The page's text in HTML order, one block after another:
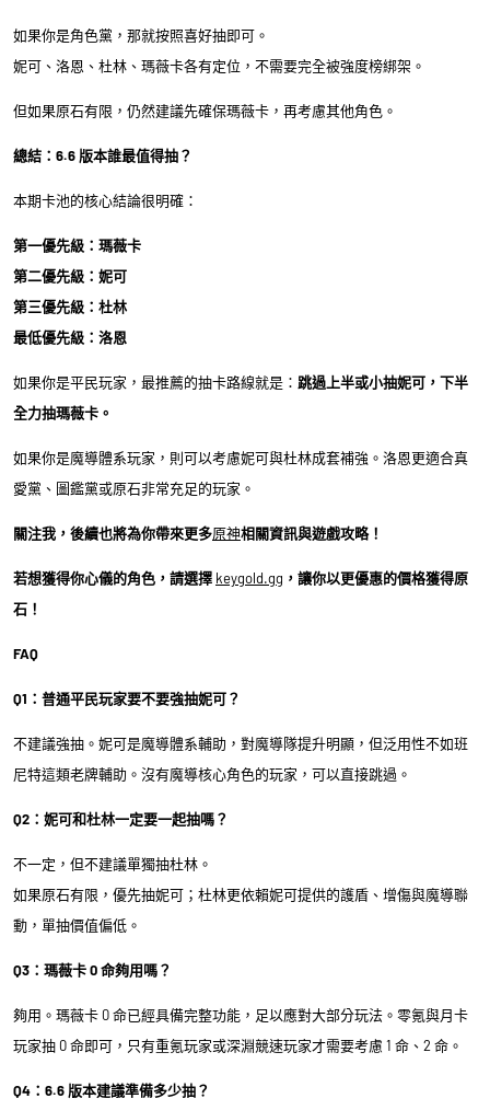
如果你是角色黨，那就按照喜好抽即可。
妮可、洛恩、杜林、瑪薇卡各有定位，不需要完全被強度榜綁架。
但如果原石有限，仍然建議先確保瑪薇卡，再考慮其他角色。
總結：6.6 版本誰最值得抽？
本期卡池的核心結論很明確：
第一優先級：瑪薇卡
第二優先級：妮可
第三優先級：杜林
最低優先級：洛恩
如果你是平民玩家，最推薦的抽卡路線就是： 跳過上半或小抽妮可，下半
全力抽瑪薇卡。
如果你是魔導體系玩家，則可以考慮妮可與杜林成套補強。洛恩更適合真
愛黨、圖鑑黨或原石非常充足的玩家。
關注我，後續也將為你帶來更多原神相關資訊與遊戲攻略！
若想獲得你心儀的角色，請選擇 keygold.gg ，讓你以更優惠的價格獲得原
石！
FAQ
Q1：普通平民玩家要不要強抽妮可？
不建議強抽。妮可是魔導體系輔助，對魔導隊提升明顯，但泛用性不如班
尼特這類老牌輔助。沒有魔導核心角色的玩家，可以直接跳過。
Q2：妮可和杜林一定要一起抽嗎？
不一定，但不建議單獨抽杜林。
如果原石有限，優先抽妮可；杜林更依賴妮可提供的護盾、增傷與魔導聯
動，單抽價值偏低。
Q3：瑪薇卡 0 命夠用嗎？
夠用。瑪薇卡 0 命已經具備完整功能，足以應對大部分玩法。零氪與月卡
玩家抽 0 命即可，只有重氪玩家或深淵競速玩家才需要考慮 1 命、2 命。
Q4：6.6 版本建議準備多少抽？